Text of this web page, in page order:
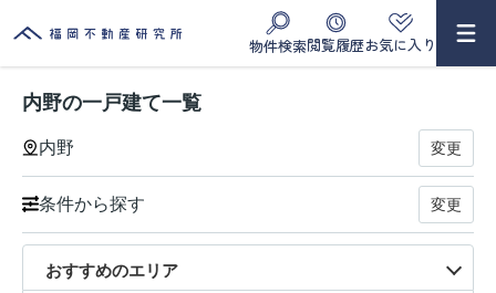
物件検索閲覧履歴お気に入り
内野の一戸建て一覧
内野 変更
条件から探す 変更
おすすめのエリア